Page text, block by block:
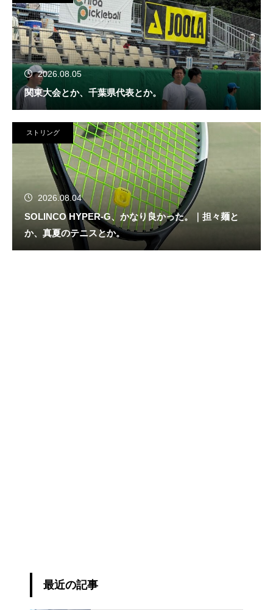
2026.08.05
関東大会とか、千葉県代表とか。
ストリング
2026.08.04
SOLINCO HYPER-G、かなり良かった。｜担々麺と
か、真夏のテニスとか。
最近の記事